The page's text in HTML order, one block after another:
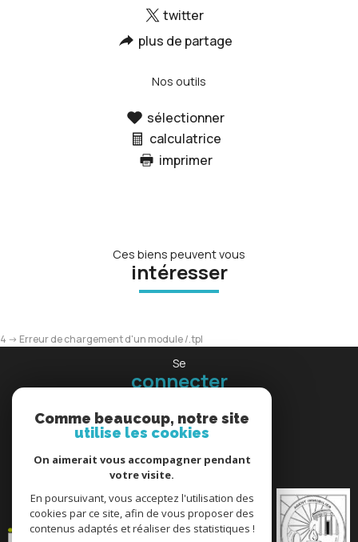
twitter
plus de partage
Nos outils
sélectionner
calculatrice
imprimer
Ces biens peuvent vous
intéresser
4 -> Erreur de chargement d'un module /.tpl
Se
connecter
espace propriétaire
adhérons
Comme beaucoup, notre site
utilise les cookies
On aimerait vous accompagner pendant
votre visite.
En poursuivant, vous acceptez l'utilisation des
cookies par ce site, afin de vous proposer des
contenus adaptés et réaliser des statistiques !